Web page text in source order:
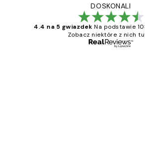
DOSKONALI
4.4 na 5 gwiazdek Na podstawie
Zobacz niektóre z nich